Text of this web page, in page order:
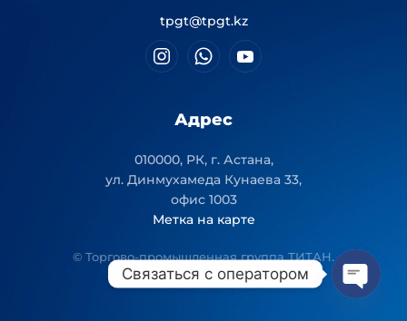
tpgt@tpgt.kz
Адрес
010000, РК, г. Астана,
ул. Динмухамеда Кунаева 33,
офис 1003
Метка на карте
© Торгово-промышленная группа ТИТАН.
Связаться с оператором